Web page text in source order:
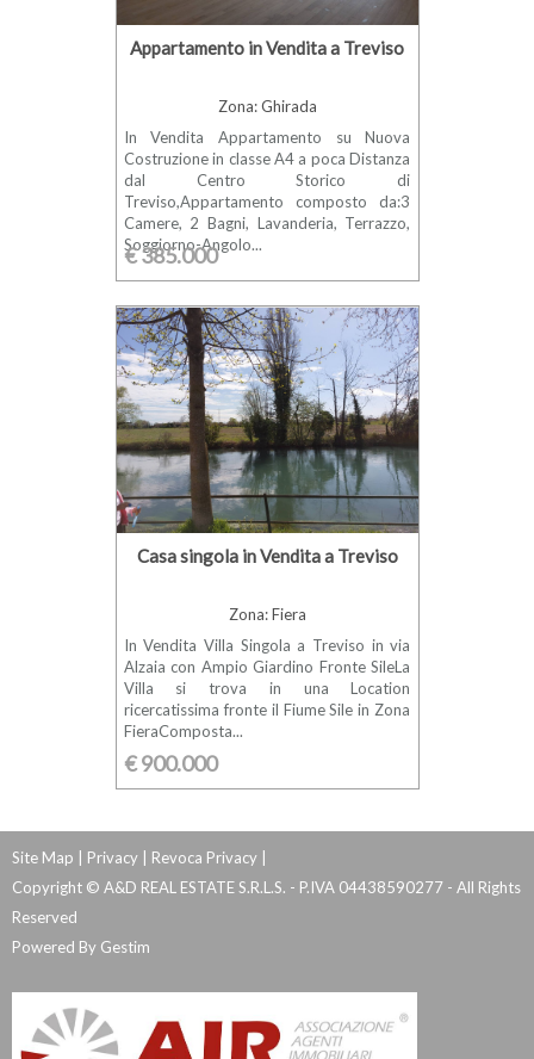
Appartamento in Vendita a Treviso
Zona: Ghirada
In Vendita Appartamento su Nuova
Costruzione in classe A4 a poca Distanza
dal Centro Storico di
Treviso,Appartamento composto da:3
Camere, 2 Bagni, Lavanderia, Terrazzo,
Soggiorno-Angolo...
€ 385.000
Casa singola in Vendita a Treviso
Zona: Fiera
In Vendita Villa Singola a Treviso in via
Alzaia con Ampio Giardino Fronte SileLa
Villa si trova in una Location
ricercatissima fronte il Fiume Sile in Zona
FieraComposta...
€ 900.000
Site Map Privacy Revoca Privacy
Copyright © A&D REAL ESTATE S.R.L.S. - P.IVA 04438590277 - All Rights
Reserved
Powered By Gestim